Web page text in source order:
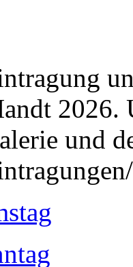
2026.
und